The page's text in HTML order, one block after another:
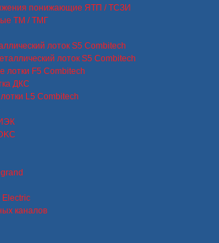
понижающие ЯТП / ТСЗИ
ТМ / ТМГ
лоток S5 Combitech
лоток S5 Combitech
лотки F5 Combitech
ДКС
L5 Combitech
Electric
каналов